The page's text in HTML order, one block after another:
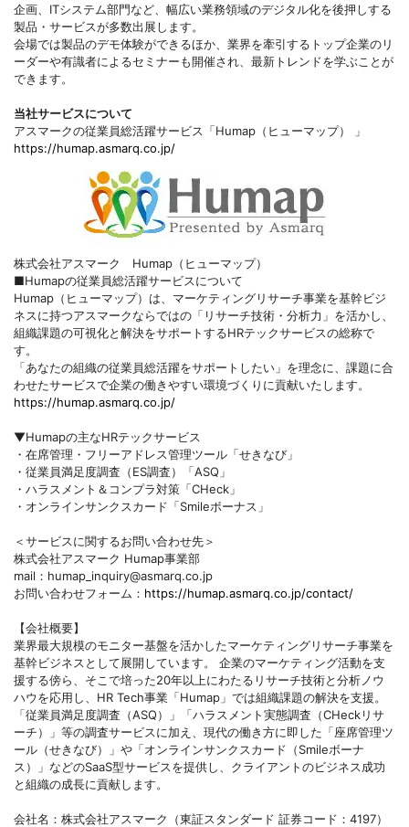
企画、ITシステム部門など、幅広い業務領域のデジタル化を後押しする
製品・サービスが多数出展します。
会場では製品のデモ体験ができるほか、業界を牽引するトップ企業のリ
ーダーや有識者によるセミナーも開催され、最新トレンドを学ぶことが
できます。
当社サービスについて
アスマークの従業員総活躍サービス「Humap（ヒューマップ） 」
https://humap.asmarq.co.jp/
株式会社アスマーク Humap（ヒューマップ）
■Humapの従業員総活躍サービスについて
Humap（ヒューマップ）は、マーケティングリサーチ事業を基幹ビジ
ネスに持つアスマークならではの「リサーチ技術・分析力」を活かし、
組織課題の可視化と解決をサポートするHRテックサービスの総称で
す。
「あなたの組織の従業員総活躍をサポートしたい」を理念に、課題に合
わせたサービスで企業の働きやすい環境づくりに貢献いたします。
https://humap.asmarq.co.jp/
▼Humapの主なHRテックサービス
・在席管理・フリーアドレス管理ツール「せきなび」
・従業員満足度調査（ES調査）「ASQ」
・ハラスメント＆コンプラ対策「CHeck」
・オンラインサンクスカード「Smileボーナス」
＜サービスに関するお問い合わせ先＞
株式会社アスマーク Humap事業部
mail：humap_inquiry@asmarq.co.jp
お問い合わせフォーム： https://humap.asmarq.co.jp/contact/
【会社概要】
業界最大規模のモニター基盤を活かしたマーケティングリサーチ事業を
基幹ビジネスとして展開しています。 企業のマーケティング活動を支
援する傍ら、そこで培った20年以上にわたるリサーチ技術と分析ノウ
ハウを応用し、HR Tech事業「Humap」では組織課題の解決を支援。
「従業員満足度調査（ASQ）」「ハラスメント実態調査（CHeckリサ
ーチ）」等の調査サービスに加え、現代の働き方に即した「座席管理ツ
ール（せきなび）」や「オンラインサンクスカード（Smileボーナ
ス）」などのSaaS型サービスを提供し、クライアントのビジネス成功
と組織の成長に貢献します。
会社名：株式会社アスマーク（東証スタンダード 証券コード：4197）